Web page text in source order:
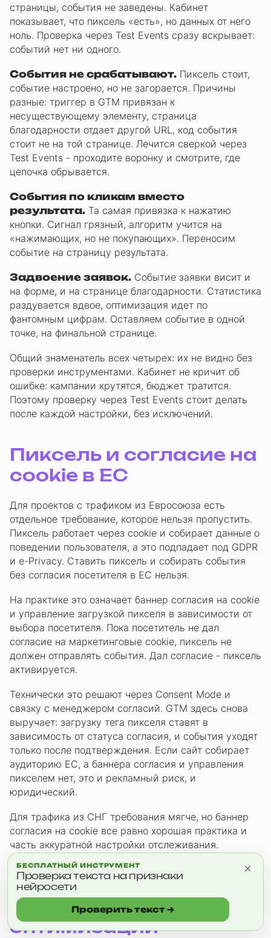
страницы, события не заведены. Кабинет
показывает, что пиксель «есть», но данных от него
ноль. Проверка через Test Events сразу вскрывает:
событий нет ни одного.
События не срабатывают. Пиксель стоит,
событие настроено, но не загорается. Причины
разные: триггер в GTM привязан к
несуществующему элементу, страница
благодарности отдает другой URL, код события
стоит не на той странице. Лечится сверкой через
Test Events - проходите воронку и смотрите, где
цепочка обрывается.
События по кликам вместо
результата. Та самая привязка к нажатию
кнопки. Сигнал грязный, алгоритм учится на
«нажимающих, но не покупающих». Переносим
событие на страницу результата.
Задвоение заявок. Событие заявки висит и
на форме, и на странице благодарности. Статистика
раздувается вдвое, оптимизация идет по
фантомным цифрам. Оставляем событие в одной
точке, на финальной странице.
Общий знаменатель всех четырех: их не видно без
проверки инструментами. Кабинет не кричит об
ошибке: кампании крутятся, бюджет тратится.
Поэтому проверку через Test Events стоит делать
после каждой настройки, без исключений.
Пиксель и согласие на
cookie в ЕС
Для проектов с трафиком из Евросоюза есть
отдельное требование, которое нельзя пропустить.
Пиксель работает через cookie и собирает данные о
поведении пользователя, а это подпадает под GDPR
и e-Privacy. Ставить пиксель и собирать события
без согласия посетителя в ЕС нельзя.
На практике это означает баннер согласия на cookie
и управление загрузкой пикселя в зависимости от
выбора посетителя. Пока посетитель не дал
согласие на маркетинговые cookie, пиксель не
должен отправлять события. Дал согласие - пиксель
активируется.
Технически это решают через Consent Mode и
связку с менеджером согласий. GTM здесь снова
выручает: загрузку тега пикселя ставят в
зависимость от статуса согласия, и события уходят
только после подтверждения. Если сайт собирает
аудиторию ЕС, а баннера согласия и управления
пикселем нет, это и рекламный риск, и
юридический.
Для трафика из СНГ требования мягче, но баннер
согласия на cookie все равно хорошая практика и
часть аккуратной настройки отслеживания.
Что дает пиксель
дальше: данные для
оптимизации
×
БЕСПЛАТНЫЙ ИНСТРУМЕНТ
Проверка текста на признаки
нейросети
Проверить текст →